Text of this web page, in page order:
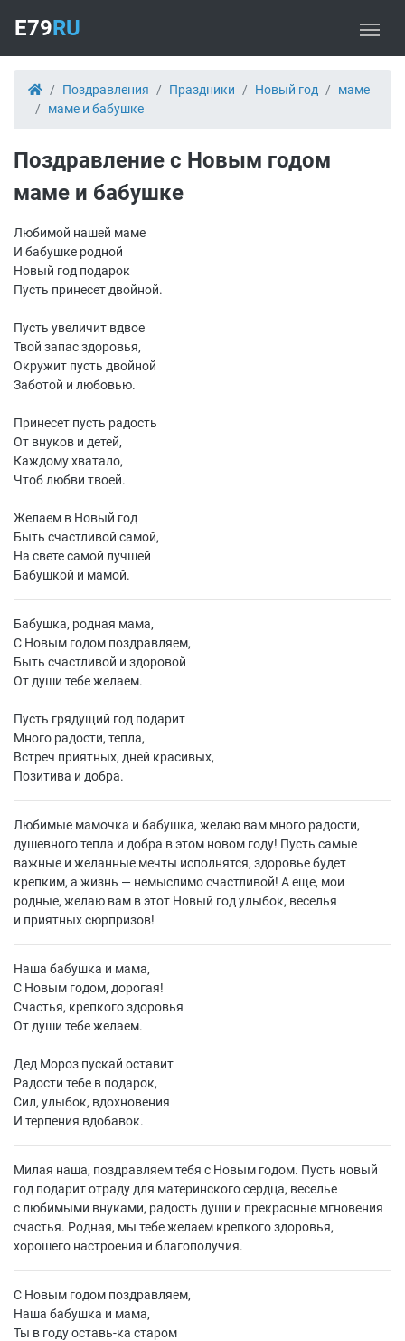
E79RU
Поздравления Праздники Новый год
маме
маме и бабушке
Поздравление с Новым годом
маме и бабушке
Любимой нашей маме
И бабушке родной
Новый год подарок
Пусть принесет двойной.
Пусть увеличит вдвое
Твой запас здоровья,
Окружит пусть двойной
Заботой и любовью.
Принесет пусть радость
От внуков и детей,
Каждому хватало,
Чтоб любви твоей.
Желаем в Новый год
Быть счастливой самой,
На свете самой лучшей
Бабушкой и мамой.
Бабушка, родная мама,
С Новым годом поздравляем,
Быть счастливой и здоровой
От души тебе желаем.
Пусть грядущий год подарит
Много радости, тепла,
Встреч приятных, дней красивых,
Позитива и добра.
Любимые мамочка и бабушка, желаю вам много радости,
душевного тепла и добра в этом новом году! Пусть самые
важные и желанные мечты исполнятся, здоровье будет
крепким, а жизнь — немыслимо счастливой! А еще, мои
родные, желаю вам в этот Новый год улыбок, веселья
и приятных сюрпризов!
Наша бабушка и мама,
С Новым годом, дорогая!
Счастья, крепкого здоровья
От души тебе желаем.
Дед Мороз пускай оставит
Радости тебе в подарок,
Сил, улыбок, вдохновения
И терпения вдобавок.
Милая наша, поздравляем тебя с Новым годом. Пусть новый
год подарит отраду для материнского сердца, веселье
с любимыми внуками, радость души и прекрасные мгновения
счастья. Родная, мы тебе желаем крепкого здоровья,
хорошего настроения и благополучия.
С Новым годом поздравляем,
Наша бабушка и мама,
Ты в году оставь-ка старом